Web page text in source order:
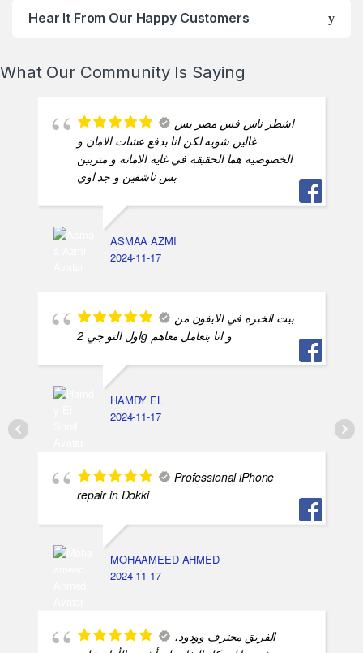
Hear It From Our Happy Customers
What Our Community Is Saying
اشطر ناس فس مصر بس
غالين شويه لكن انا بدفع عشات الامان و
الخصوصيه هما الحقيقه في غايه الامانه و متربين
بس ناشفين و جد اوي
ASMAA AZMI
2024-11-17
بيت الخبره في الايفون من
اول التو جي 2g و انا بتعامل معاهم
HAMDY EL
2024-11-17
Professional iPhone
repair in Dokki
MOHAAMEED AHMED
2024-11-17
الفريق محترف وودود،